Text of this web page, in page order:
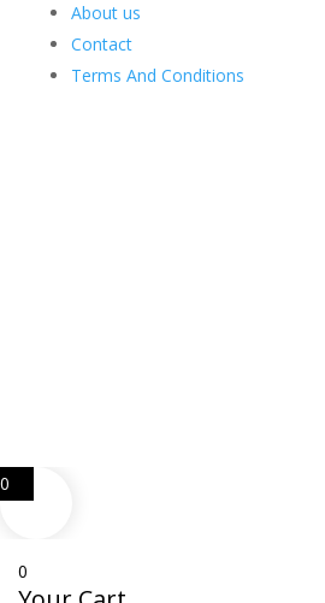
About us
Contact
Terms And Conditions
0
0